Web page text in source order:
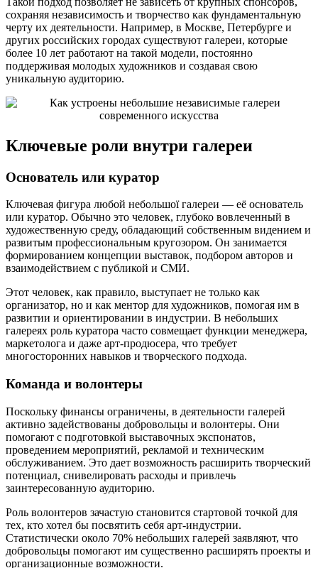
сохраняя независимость и творчество как фундаментальную
черту их деятельности. Например, в Москве, Петербурге и
других российских городах существуют галереи, которые
более 10 лет работают на такой модели, постоянно
поддерживая молодых художников и создавая свою
уникальную аудиторию.
Ключевые роли внутри галереи
Основатель или куратор
Ключевая фигура любой небольшої галереи — её основатель
или куратор. Обычно это человек, глубоко вовлеченный в
художественную среду, обладающий собственным видением и
развитым профессиональным кругозором. Он занимается
формированием концепции выставок, подбором авторов и
взаимодействием с публикой и СМИ.
Этот человек, как правило, выступает не только как
организатор, но и как ментор для художников, помогая им в
развитии и ориентировании в индустрии. В небольших
галереях роль куратора часто совмещает функции менеджера,
маркетолога и даже арт-продюсера, что требует
многосторонних навыков и творческого подхода.
Команда и волонтеры
Поскольку финансы ограничены, в деятельности галерей
активно задействованы добровольцы и волонтеры. Они
помогают с подготовкой выставочных экспонатов,
проведением мероприятий, рекламой и техническим
обслуживанием. Это дает возможность расширить творческий
потенциал, снивелировать расходы и привлечь
заинтересованную аудиторию.
Роль волонтеров зачастую становится стартовой точкой для
тех, кто хотел бы посвятить себя арт-индустрии.
Статистически около 70% небольших галерей заявляют, что
добровольцы помогают им существенно расширять проекты и
организационные возможности.